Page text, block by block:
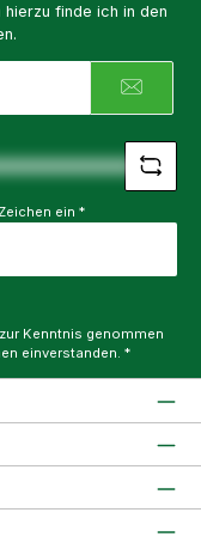
finde ich in den
ein *
zur Kenntnis genommen
einverstanden. *